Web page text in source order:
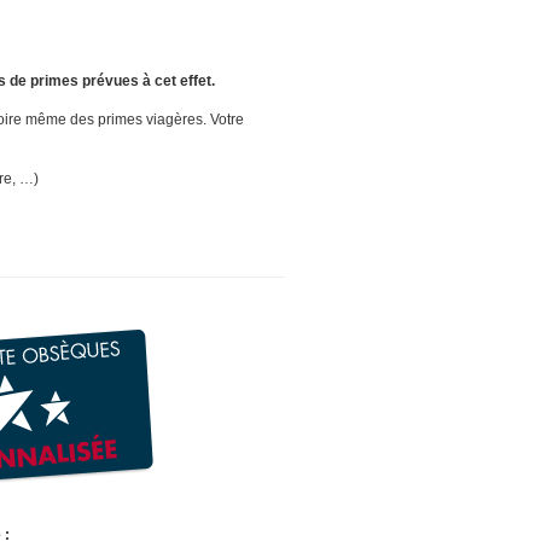
de primes prévues à cet effet.
même des primes viagères. Votre
…)
: